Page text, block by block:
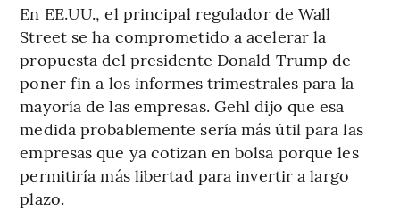
En EE.UU., el principal regulador de Wall
Street se ha comprometido a acelerar la
propuesta del presidente Donald Trump de
poner fin a los informes trimestrales para la
mayoría de las empresas. Gehl dijo que esa
medida probablemente sería más útil para las
empresas que ya cotizan en bolsa porque les
permitiría más libertad para invertir a largo
plazo.